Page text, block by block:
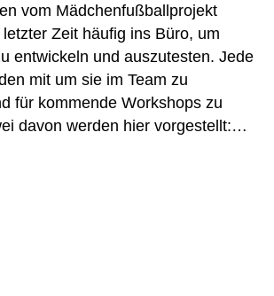
vom Mädchenfußballprojekt
Zeit häufig ins Büro, um
entwickeln und auszutesten. Jede
mit um sie im Team zu
für kommende Workshops zu
davon werden hier vorgestellt:…